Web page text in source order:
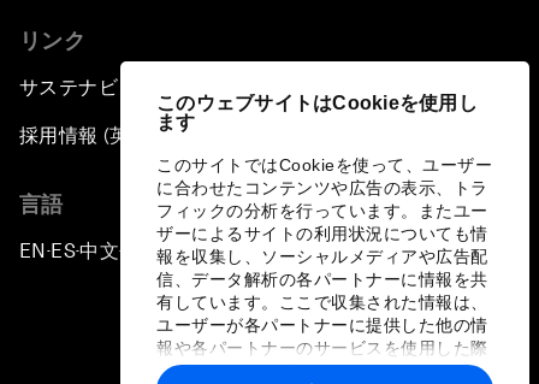
このウェブサイトはCookieを使用し
ます
このサイトではCookieを使って、ユーザー
に合わせたコンテンツや広告の表示、トラ
フィックの分析を行っています。またユー
ザーによるサイトの利用状況についても情
報を収集し、ソーシャルメディアや広告配
信、データ解析の各パートナーに情報を共
有しています。ここで収集された情報は、
ユーザーが各パートナーに提供した他の情
報や各パートナーのサービスを使用した際
に収集された情報と組み合わされ、各パー
リンク
サステナビリティへの取り組み
採用情報 (英語のみ)
言語
EN ▪ES▪中文▪ 日本語